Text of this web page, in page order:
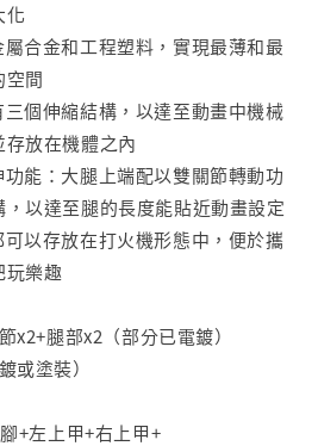
化
合金和工程塑料，實現最薄和最
空間
個伸縮結構，以達至動畫中機械
放在機體之內
能：大腿上端配以雙關節轉動功
以達至腿的長度能貼近動畫設定
以存放在打火機形態中，便於攜
玩樂趣
x2+腿部x2（部分已電鍍）
或塗裝）
+左上甲+右上甲+